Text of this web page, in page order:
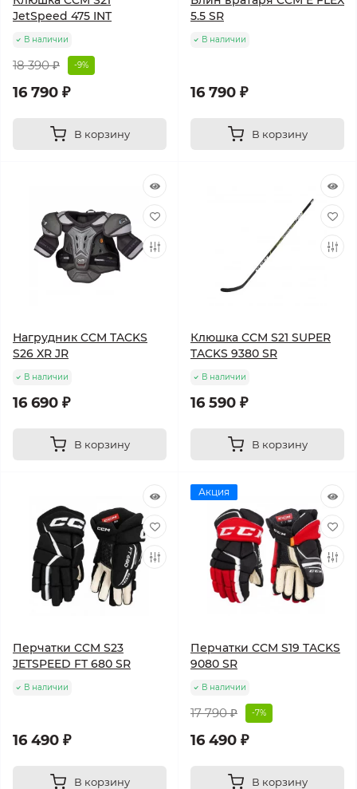
JetSpeed 475 INT
В наличии
18 390 ₽ -9%
16 790 ₽
В корзину
5.5 SR
В наличии
16 790 ₽
В корзину
Нагрудник CCM TACKS
S26 XR JR
В наличии
16 690 ₽
В корзину
Клюшка CCM S21 SUPER
TACKS 9380 SR
В наличии
16 590 ₽
В корзину
Перчатки CCM S23
JETSPEED FT 680 SR
В наличии
16 490 ₽
В корзину
Акция
Перчатки CCM S19 TACKS
9080 SR
В наличии
17 790 ₽ -7%
16 490 ₽
В корзину